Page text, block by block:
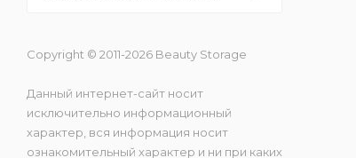
Copyright © 2011-2026 Beauty Storage
Данный интернет-сайт носит
исключительно информационный
характер, вся информация носит
ознакомительный характер и ни при каких